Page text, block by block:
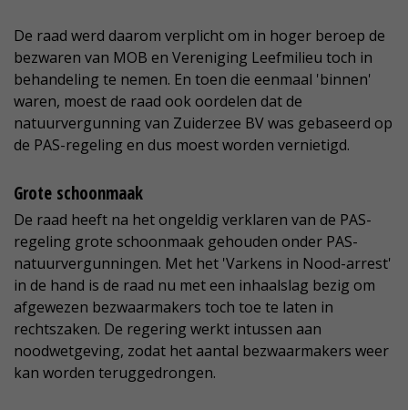
De raad werd daarom verplicht om in hoger beroep de
bezwaren van MOB en Vereniging Leefmilieu toch in
behandeling te nemen. En toen die eenmaal 'binnen'
waren, moest de raad ook oordelen dat de
natuurvergunning van Zuiderzee BV was gebaseerd op
de PAS-regeling en dus moest worden vernietigd.
Grote schoonmaak
De raad heeft na het ongeldig verklaren van de PAS-
regeling grote schoonmaak gehouden onder PAS-
natuurvergunningen. Met het 'Varkens in Nood-arrest'
in de hand is de raad nu met een inhaalslag bezig om
afgewezen bezwaarmakers toch toe te laten in
rechtszaken. De regering werkt intussen aan
noodwetgeving, zodat het aantal bezwaarmakers weer
kan worden teruggedrongen.